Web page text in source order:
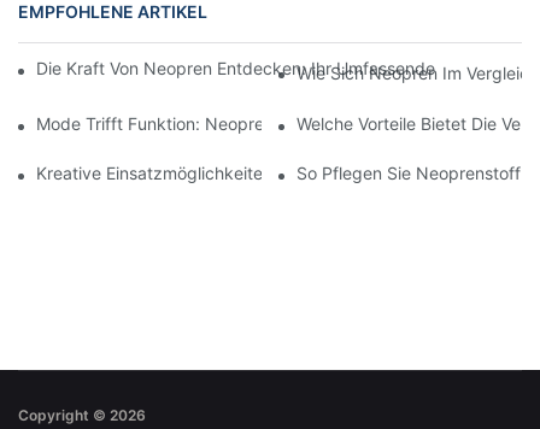
EMPFOHLENE ARTIKEL
Die Kraft Von Neopren Entdecken: Ihr Umfassender Leitfaden
Wie Sich Neopren Im
Mode Trifft Funktion: Neoprenstoff In Trendiger Bekleidung
Welche Vorteile Bietet Die
Kreative Einsatzmöglichkeiten Für Neoprenbeschichtete Stoffe
So Pflegen Sie Neoprenstoff:
Copyright © 2026